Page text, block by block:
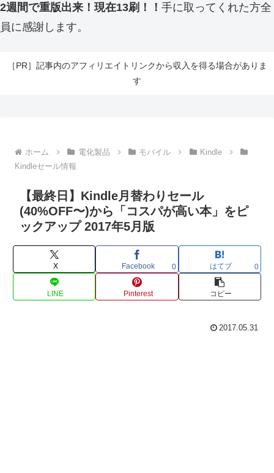
2週間で重版出来！現在13刷！！ 手に取ってくれた方全
員に感謝します。
［PR］記事内のアフィリエイトリンクから収入を得る場合がありま
す
ホーム 電化製品 モバイル
Kindle
Kindleセール情報
【最終日】Kindle月替わりセール
(40%OFF〜)から「コスパが高い本」をピ
ックアップ 2017年5月版
X Facebook 0 はてブ 0
LINE Pinterest コピー
2017.05.31